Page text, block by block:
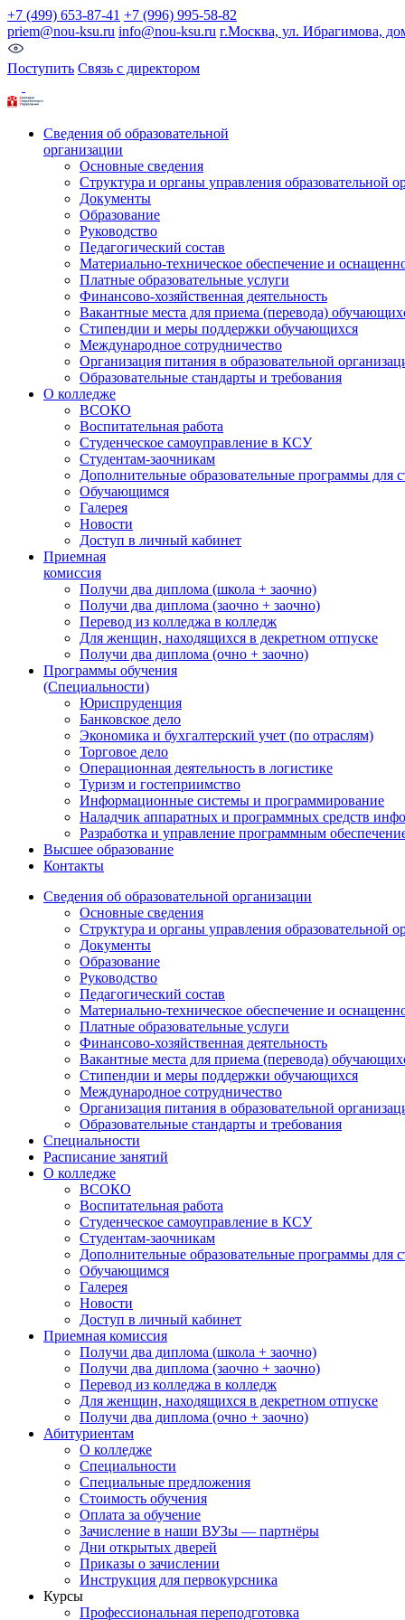
+7 (499) 653-87-41 +7 (996) 995-58-82
priem@nou-ksu.ru info@nou-ksu.ru г.Москва, ул. Ибрагимова,
Поступить Связь с директором
Сведения об образовательной
организации
Основные сведения
Структура и органы управления образовательной
Документы
Образование
Руководство
Педагогический состав
Материально-техническое обеспечение и
Платные образовательные услуги
Финансово-хозяйственная деятельность
Вакантные места для приема (перевода)
Стипендии и меры поддержки обучающихся
Международное сотрудничество
Организация питания в образовательной
Образовательные стандарты и требования
О колледже
ВСОКО
Воспитательная работа
Студенческое самоуправление в КСУ
Студентам-заочникам
Дополнительные образовательные программы для
Обучающимся
Галерея
Новости
Доступ в личный кабинет
Приемная
комиссия
Получи два диплома (школа + заочно)
Получи два диплома (заочно + заочно)
Перевод из колледжа в колледж
Для женщин, находящихся в декретном отпуске
Получи два диплома (очно + заочно)
Программы обучения
(Специальности)
Юриспруденция
Банковское дело
Экономика и бухгалтерский учет (по отраслям)
Торговое дело
Операционная деятельность в логистике
Туризм и гостеприимство
Информационные системы и программирование
Наладчик аппаратных и программных средств
Разработка и управление программным
Высшее образование
Контакты
Сведения об образовательной организации
Основные сведения
Структура и органы управления образовательной
Документы
Образование
Руководство
Педагогический состав
Материально-техническое обеспечение и
Платные образовательные услуги
Финансово-хозяйственная деятельность
Вакантные места для приема (перевода)
Стипендии и меры поддержки обучающихся
Международное сотрудничество
Организация питания в образовательной
Образовательные стандарты и требования
Специальности
Расписание занятий
О колледже
ВСОКО
Воспитательная работа
Студенческое самоуправление в КСУ
Студентам-заочникам
Дополнительные образовательные программы для
Обучающимся
Галерея
Новости
Доступ в личный кабинет
Приемная комиссия
Получи два диплома (школа + заочно)
Получи два диплома (заочно + заочно)
Перевод из колледжа в колледж
Для женщин, находящихся в декретном отпуске
Получи два диплома (очно + заочно)
Абитуриентам
О колледже
Специальности
Специальные предложения
Стоимость обучения
Оплата за обучение
Зачисление в наши ВУЗы — партнёры
Дни открытых дверей
Приказы о зачислении
Инструкция для первокурсника
Курсы
Профессиональная переподготовка